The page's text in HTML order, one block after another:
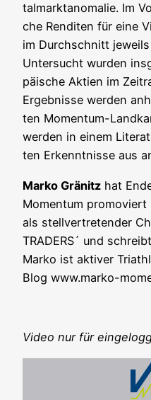
tal­markt­an­oma­lie. Im
che Ren­di­ten für eine
im Durch­schnitt
Unter­sucht wur­den
päi­sche Akti­en im
Ergeb­nis­se wer­den
ten Momen­tum-
wer­den in einem
ten Erkennt­nis­se aus
Mar­ko Grä­nitz hat
Momen­tum
als stell­ver­tre­ten­der
TRADERS´ und
Mar­ko ist akti­ver
Blog www.marko-
Video nur für